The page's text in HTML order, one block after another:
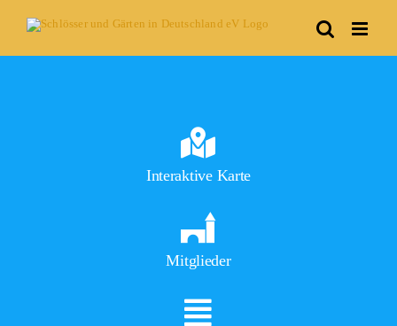
Interaktive Karte
Mitglieder